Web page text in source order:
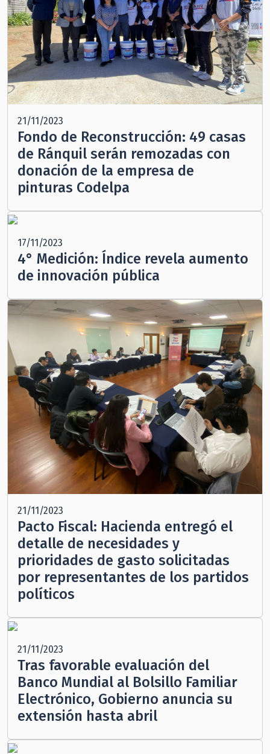
21/11/2023
Fondo de Reconstrucción: 49 casas
de Ránquil serán remozadas con
donación de la empresa de
pinturas Codelpa
17/11/2023
4° Medición: Índice revela aumento
de innovación pública
21/11/2023
Pacto Fiscal: Hacienda entregó el
detalle de necesidades y
prioridades de gasto solicitadas
por representantes de los partidos
políticos
21/11/2023
Tras favorable evaluación del
Banco Mundial al Bolsillo Familiar
Electrónico, Gobierno anuncia su
extensión hasta abril